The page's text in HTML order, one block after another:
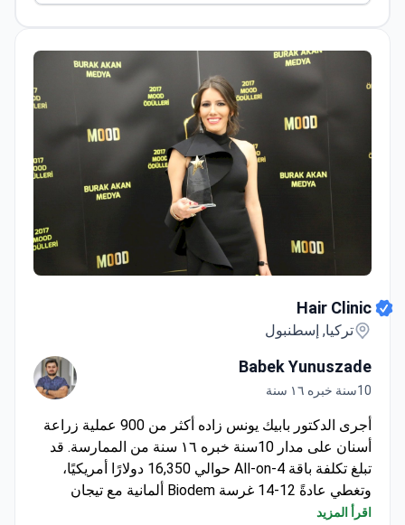
Hair Clinic
تركيا, إسطنبول
Babek Yunuszade
10سنة خبره ١٦ سنة
أجرى الدكتور بابيك يونس زاده أكثر من 900 عملية زراعة
أسنان على مدار 10سنة خبره ١٦ سنة من الممارسة. قد
تبلغ تكلفة باقة All-on-4 حوالي 16,350 دولارًا أمريكيًا،
وتغطي عادةً 12-14 غرسة Biodem ألمانية مع تيجان
اقرأ المزيد